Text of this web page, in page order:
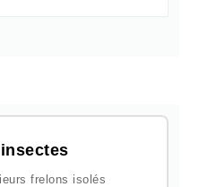
frelons isolés